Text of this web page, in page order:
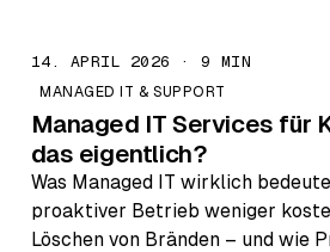
14. APRIL 2026 · 9 MIN
MANAGED IT & SUPPORT
Managed IT Services für
das eigentlich?
Was Managed IT wirklich
proaktiver Betrieb weniger
Löschen von Bränden – und wie